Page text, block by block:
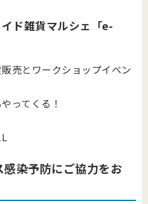
ド雑貨マルシェ「e-
売とワークショップイベン
ってくる！
染予防にご協力をお